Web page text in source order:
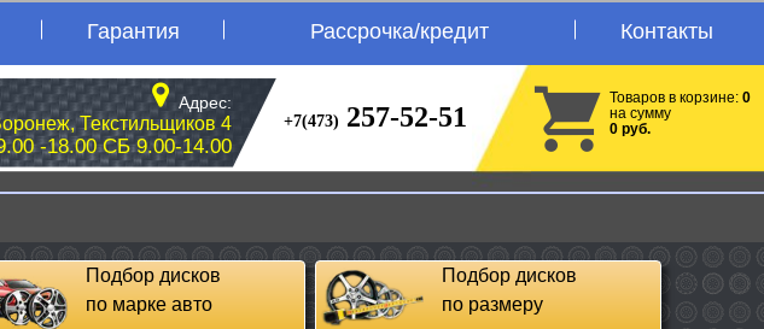
Гарантия Рассрочка/кредит Контакты
Адрес:
Текстильщиков 4
-18.00 СБ 9.00-14.00
+7(473) 257-52-51
Товаров в корзине: 0
на сумму
0 руб.
Подбор дисков
по марке авто
Подбор дисков
по размеру